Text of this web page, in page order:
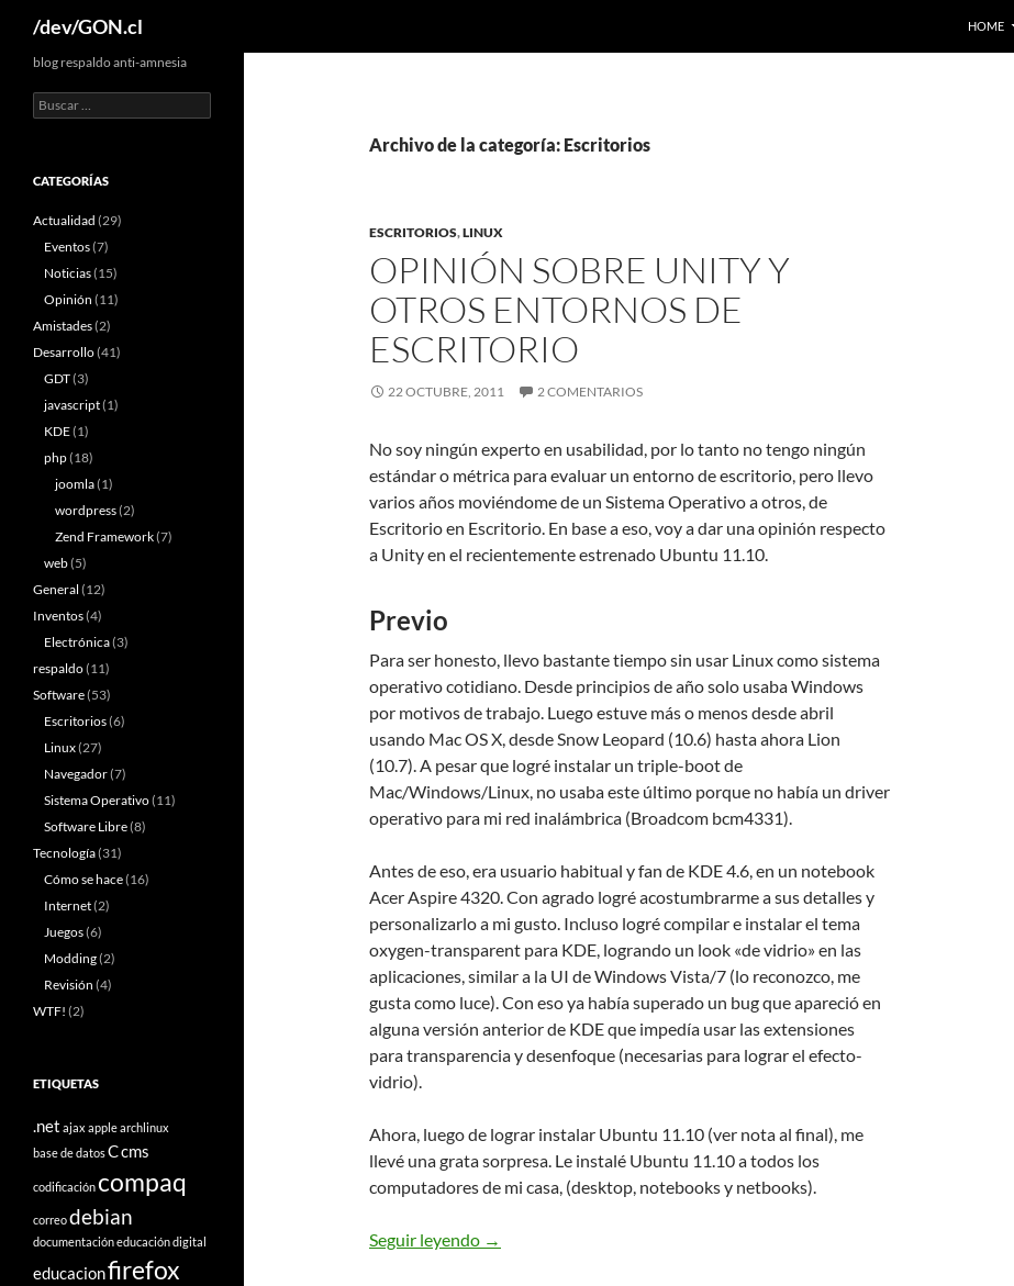
/dev/GON.cl
HOME
Archivo de la categoría: Escritorios
ESCRITORIOS,LINUX
OPINIÓN SOBRE UNITY Y
OTROS ENTORNOS DE
ESCRITORIO
22 OCTUBRE, 2011 2 COMENTARIOS
No soy ningún experto en usabilidad, por lo tanto no tengo ningún
estándar o métrica para evaluar un entorno de escritorio, pero llevo
varios años moviéndome de un Sistema Operativo a otros, de
Escritorio en Escritorio. En base a eso, voy a dar una opinión respecto
a Unity en el recientemente estrenado Ubuntu 11.10.
Previo
Para ser honesto, llevo bastante tiempo sin usar Linux como sistema
operativo cotidiano. Desde principios de año solo usaba Windows
por motivos de trabajo. Luego estuve más o menos desde abril
usando Mac OS X, desde Snow Leopard (10.6) hasta ahora Lion
(10.7). A pesar que logré instalar un triple-boot de
Mac/Windows/Linux, no usaba este último porque no había un driver
operativo para mi red inalámbrica (Broadcom bcm4331).
Antes de eso, era usuario habitual y fan de KDE 4.6, en un notebook
Acer Aspire 4320. Con agrado logré acostumbrarme a sus detalles y
personalizarlo a mi gusto. Incluso logré compilar e instalar el tema
oxygen-transparent para KDE, logrando un look «de vidrio» en las
aplicaciones, similar a la UI de Windows Vista/7 (lo reconozco, me
gusta como luce). Con eso ya había superado un bug que apareció en
alguna versión anterior de KDE que impedía usar las extensiones
para transparencia y desenfoque (necesarias para lograr el efecto-
vidrio).
Ahora, luego de lograr instalar Ubuntu 11.10 (ver nota al final), me
llevé una grata sorpresa. Le instalé Ubuntu 11.10 a todos los
computadores de mi casa, (desktop, notebooks y netbooks).
Seguir leyendo Opinión sobre Unity y otros entornos de Escritorio
→
blog respaldo anti-amnesia
Buscar:
CATEGORÍAS
Actualidad (29)
Eventos(7)
Noticias(15)
Opinión (11)
Amistades(2)
Desarrollo(41)
GDT(3)
javascript(1)
KDE(1)
php(18)
joomla(1)
wordpress(2)
Zend Framework(7)
web(5)
General (12)
Inventos(4)
Electrónica(3)
respaldo(11)
Software(53)
Escritorios(6)
Linux(27)
Navegador(7)
Sistema Operativo(11)
Software Libre(8)
Tecnología(31)
Cómo se hace(16)
Internet(2)
Juegos(6)
Modding(2)
Revisión (4)
WTF! (2)
ETIQUETAS
.net ajax applearchlinux
base de datosCcms
codificacióncompaq
correodebian
documentacióneducación digital
educacionfirefox